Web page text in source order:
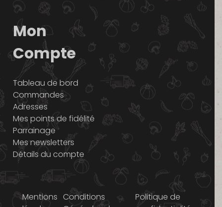
Mon
Compte
Tableau de bord
Commandes
Adresses
Mes points de fidélité
Parrainage
Mes newsletters
Détails du compte
Mentions Conditions
Politique de